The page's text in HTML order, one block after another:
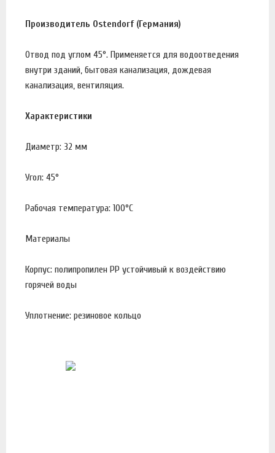
Производитель Ostendorf (Германия)
Отвод под углом 45°. Применяется для водоотведения
внутри зданий, бытовая канализация, дождевая
канализация, вентиляция.
Характеристики
Диаметр: 32 мм
Угол: 45°
Рабочая температура: 100°С
Материалы
Корпус: полипропилен PP устойчивый к воздействию
горячей воды
Уплотнение: резиновое кольцо